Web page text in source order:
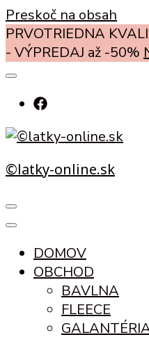
Preskoč na obsah
PRVOTRIEDNA
- VÝPREDAJ až -50%
©latky-online.sk
DOMOV
OBCHOD
BAVLNA
FLEECE